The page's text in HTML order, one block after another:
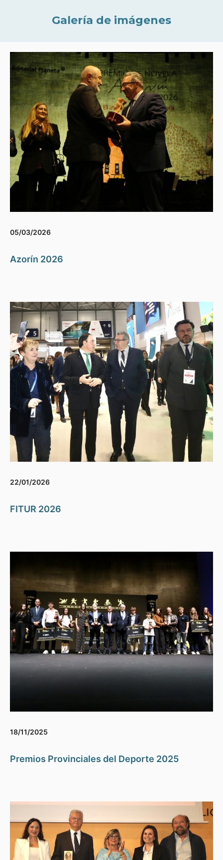
Galería de imágenes
05/03/2026
Azorín 2026
22/01/2026
FITUR 2026
18/11/2025
Premios Provinciales del Deporte 2025